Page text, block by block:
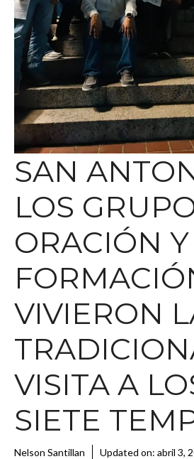
SAN
LOS
ORACIÓN Y
VIVIERON
VISITA A
SIETE
Nelson Santillan Updated on: abril 3,